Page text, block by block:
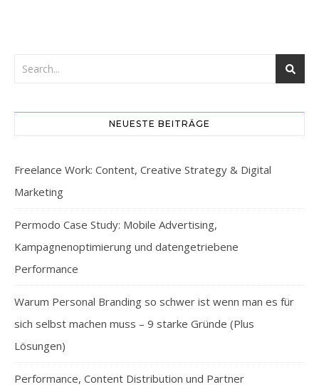
NEUESTE BEITRÄGE
Freelance Work: Content, Creative Strategy & Digital
Marketing
Permodo Case Study: Mobile Advertising,
Kampagnenoptimierung und datengetriebene
Performance
Warum Personal Branding so schwer ist wenn man es für
sich selbst machen muss – 9 starke Gründe (Plus
Lösungen)
Performance, Content Distribution und Partner